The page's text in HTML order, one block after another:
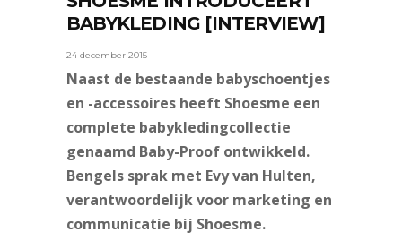
BABYKLEDING [INTERVIEW]
24 december 2015
Naast de bestaande babyschoentjes
en -accessoires heeft Shoesme een
complete babykledingcollectie
genaamd Baby-Proof ontwikkeld.
Bengels sprak met Evy van Hulten,
verantwoordelijk voor marketing en
communicatie bij Shoesme.